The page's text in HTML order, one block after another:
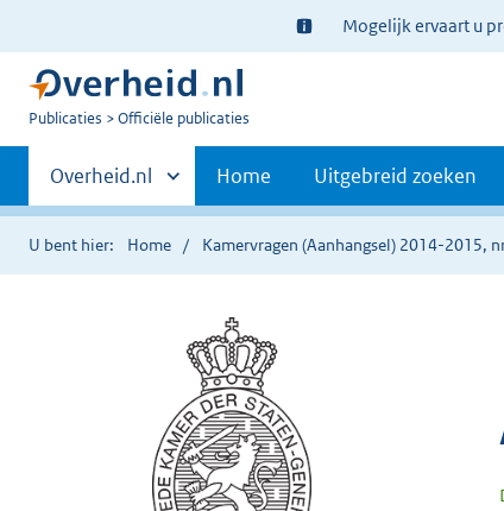
Ter
informatie:
Mogelijk ervaart u
U
Publicaties Officiële publicaties
Primaire
navigatie
Andere
sites
binnen
Overheid.nl Home Uitgebreid zoeken
U bent hier: Home Kamervragen (Aanhangsel) 2014-2015,